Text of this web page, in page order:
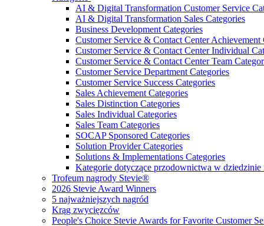
AI & Digital Transformation Customer Service
AI & Digital Transformation Sales Categories
Business Development Categories
Customer Service & Contact Center Achievement
Customer Service & Contact Center Individual
Customer Service & Contact Center Team
Customer Service Department Categories
Customer Service Success Categories
Sales Achievement Categories
Sales Distinction Categories
Sales Individual Categories
Sales Team Categories
SOCAP Sponsored Categories
Solution Provider Categories
Solutions & Implementations Categories
Kategorie dotyczące przodownictwa w dziedzinie
Trofeum nagrody Stevie®
2026 Stevie Award Winners
5 najważniejszych nagród
Krąg zwycięzców
People's Choice Stevie Awards for Favorite Customer